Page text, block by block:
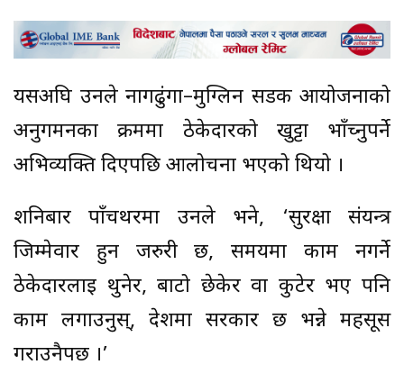
यसअघि उनले नागढुंगा–मुग्लिन सडक आयोजनाको
अनुगमनका क्रममा ठेकेदारको खुट्टा भाँच्नुपर्ने
अभिव्यक्ति दिएपछि आलोचना भएको थियो ।
शनिबार पाँचथरमा उनले भने, ‘सुरक्षा संयन्त्र
जिम्मेवार हुन जरुरी छ, समयमा काम नगर्ने
ठेकेदारलाई थुनेर, बाटो छेकेर वा कुटेर भए पनि
काम लगाउनुस्, देशमा सरकार छ भन्ने महसूस
गराउनैपर्छ ।’